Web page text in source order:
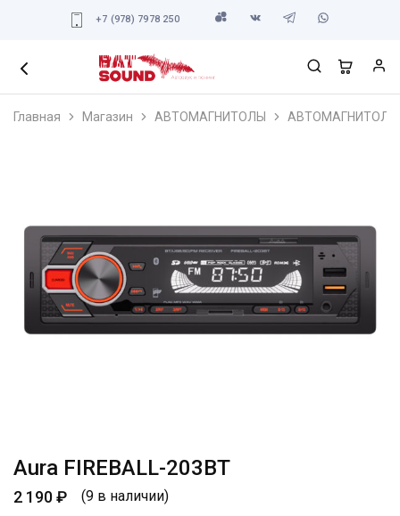
+7 (978) 7978 250
Главная Магазин АВТОМАГНИТОЛЫ АВТОМАГНИТОЛЫ
Aura FIREBALL-203BT
2 190₽ (9 в наличии)